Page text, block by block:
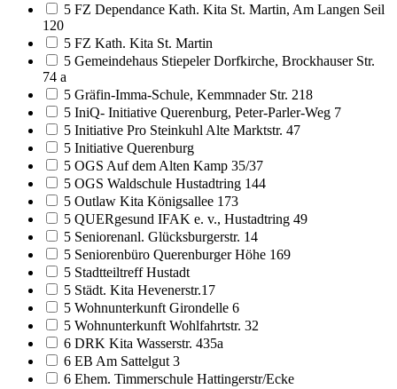
5 FZ Dependance Kath. Kita St. Martin, Am Langen Seil
120
5 FZ Kath. Kita St. Martin
5 Gemeindehaus Stiepeler Dorfkirche, Brockhauser Str.
74 a
5 Gräfin-Imma-Schule, Kemmnader Str. 218
5 IniQ- Initiative Querenburg, Peter-Parler-Weg 7
5 Initiative Pro Steinkuhl Alte Marktstr. 47
5 Initiative Querenburg
5 OGS Auf dem Alten Kamp 35/37
5 OGS Waldschule Hustadtring 144
5 Outlaw Kita Königsallee 173
5 QUERgesund IFAK e. v., Hustadtring 49
5 Seniorenanl. Glücksburgerstr. 14
5 Seniorenbüro Querenburger Höhe 169
5 Stadtteiltreff Hustadt
5 Städt. Kita Hevenerstr.17
5 Wohnunterkunft Girondelle 6
5 Wohnunterkunft Wohlfahrtstr. 32
6 DRK Kita Wasserstr. 435a
6 EB Am Sattelgut 3
6 Ehem. Timmerschule Hattingerstr/Ecke